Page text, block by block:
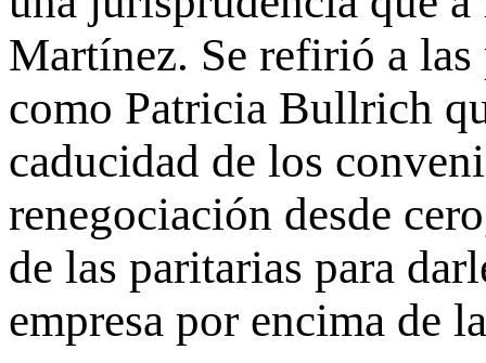
Martínez. Se refirió a las
como Patricia Bullrich
caducidad de los
renegociación desde
de las paritarias para
empresa por encima de